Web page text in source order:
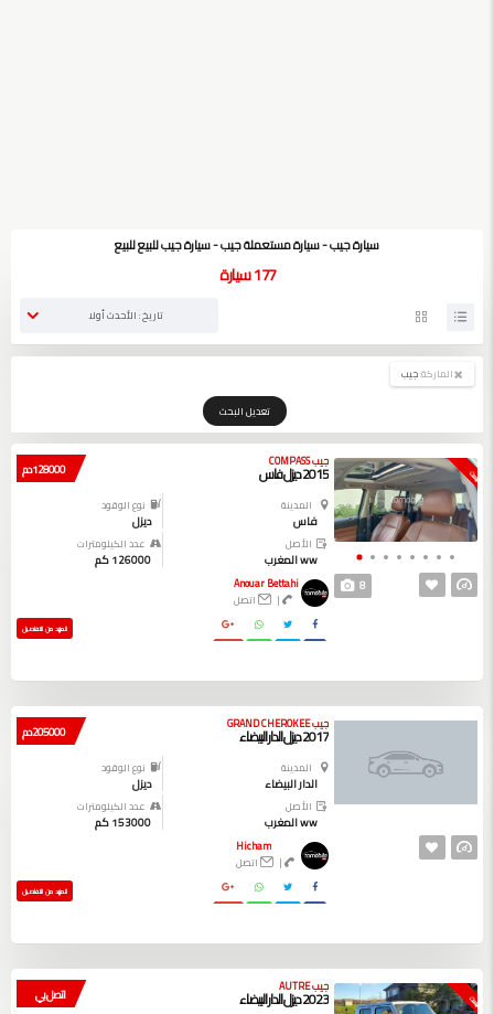
سيارة جيب - سيارة مستعملة جيب - سيارة جيب للبيع للبيع
177سيارة
تاريخ : الأحدث أولا
الماركة:جيب
تعديل البحث
8
بيعت 128000 دم جيب COMPASS
2015 ديزل فاس
المدينة
فاس
نوع الوقود
ديزل
الأصل
ww المغرب
عدد الكيلومترات
126000 كم
Anouar Bettahi
|
اتصل
المزيد من التفاصيل
205000 دم جيب GRAND CHEROKEE
2017 ديزل الدار البيضاء
المدينة
الدار البيضاء
نوع الوقود
ديزل
الأصل
ww المغرب
عدد الكيلومترات
153000 كم
Hicham
|
اتصل
المزيد من التفاصيل
بيعت اتصل بي جيب AUTRE
2023 ديزل الدار البيضاء